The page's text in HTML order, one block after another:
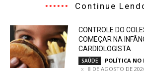
Continue
CONTROLE DO
COMEÇAR NA
CARDIOLOGISTA
SAÚDE POLÍTICA NO
8 DE AGOSTO DE